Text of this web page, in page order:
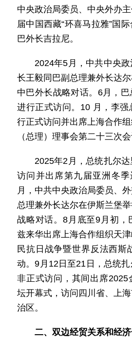
中央政治局委员、中央外办
届中国西藏“环喜马拉雅”国
巴外长吉拉尼。
2024年5月，中共中央
长王毅同巴副总理兼外长达
中巴外长战略对话。6月，
进行正式访问。10 月，李
行正式访问并出席上海合作
（总理）理事会第二十三次会
2025年2月，总统扎尔
访问并出席第九届亚洲冬
月，中共中央政治局委员、
总理兼外长达尔在伊斯兰堡
战略对话。8月底至9月初，
兹来华出席上海合作组织天
民抗日战争暨世界反法西斯
动。9月12日至21日，总统
非正式访问，其间出席2025
坛开幕式，访问四川省、上
治区。
二、双边经贸关系和经